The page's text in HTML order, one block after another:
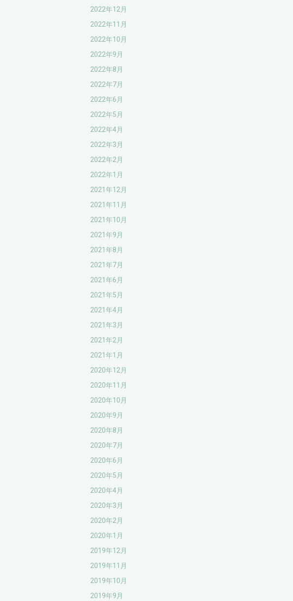
2022年12月
2022年11月
2022年10月
2022年9月
2022年8月
2022年7月
2022年6月
2022年5月
2022年4月
2022年3月
2022年2月
2022年1月
2021年12月
2021年11月
2021年10月
2021年9月
2021年8月
2021年7月
2021年6月
2021年5月
2021年4月
2021年3月
2021年2月
2021年1月
2020年12月
2020年11月
2020年10月
2020年9月
2020年8月
2020年7月
2020年6月
2020年5月
2020年4月
2020年3月
2020年2月
2020年1月
2019年12月
2019年11月
2019年10月
2019年9月